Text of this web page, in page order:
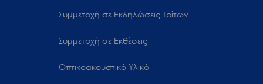
Συμμετοχή σε Εκδηλώσεις Τρίτων
Συμμετοχή σε Εκθέσεις
Οπτικοακουστικό Υλικό